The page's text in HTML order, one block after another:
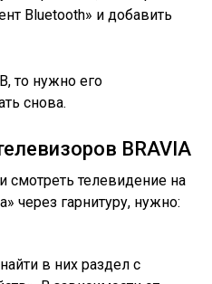
Bluetooth» и добавить
то нужно его
снова.
BRAVIA
телевидение на
через гарнитуру, нужно:
в них раздел с